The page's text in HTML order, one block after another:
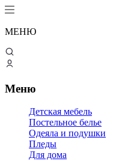
МЕНЮ
Меню
Детская мебель
Постельное белье
Одеяла и подушки
Пледы
Для дома